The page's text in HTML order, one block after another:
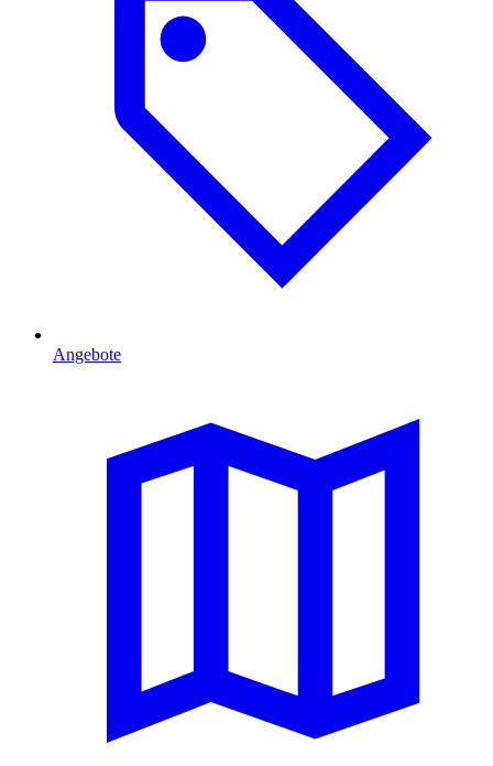
Angebote